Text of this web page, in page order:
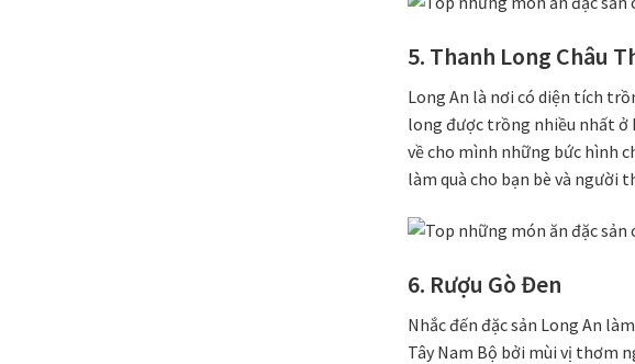
5. Thanh Long Châu
Long An là nơi có diện tích
long được trồng nhiều nhất ở
về cho mình những bức hình
làm quà cho bạn bè và người
6. Rượu Gò Đen
Nhắc đến đặc sản Long An
Tây Nam Bộ bởi mùi vị thơm